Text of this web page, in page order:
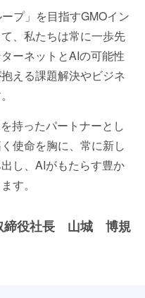
プ」を目指すGMOイン
、私たちは常に一歩先
ーネットとAIの可能性
える課題解決やビジネ
持ったパートナーとし
使命を胸に、常に新し
し、AIがもたらす豊か
す。
締役社長 山城 博規